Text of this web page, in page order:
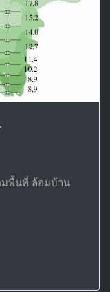
มพื้นที่ ล้อมบ้าน